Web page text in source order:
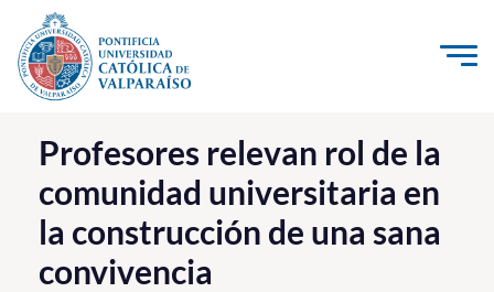
Click acá para ir directamente al contenido
La Universidad
Investigación, Creación e Innovación
PUCV Internacional
Vinculación con el Medio
Profesores relevan rol de la
comunidad universitaria en
la construcción de una sana
convivencia